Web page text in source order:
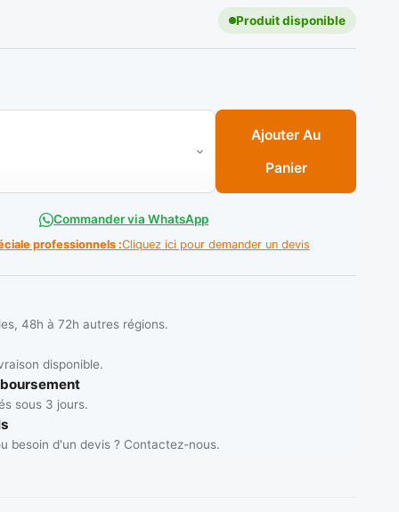
Produit disponible
42 Noir (C/ 05 paires) ** INCAPLAST
Ajouter Au
Panier
Commander via WhatsApp
professionnels :Cliquez ici pour demander un devis
48h à 72h autres régions.
disponible.
sous 3 jours.
besoin d'un devis ? Contactez-nous.